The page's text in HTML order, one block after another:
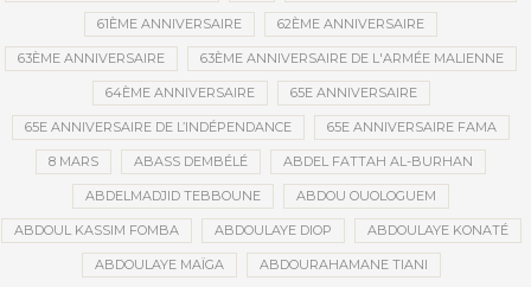
61ÈME ANNIVERSAIRE 62ÈME ANNIVERSAIRE
63ÈME ANNIVERSAIRE 63ÈME ANNIVERSAIRE DE L'ARMÉE MALIENNE
64ÈME ANNIVERSAIRE 65E ANNIVERSAIRE
65E ANNIVERSAIRE DE L’INDÉPENDANCE 65E ANNIVERSAIRE FAMA
8 MARS ABASS DEMBÉLÉ ABDEL FATTAH AL-BURHAN
ABDELMADJID TEBBOUNE ABDOU OUOLOGUEM
ABDOUL KASSIM FOMBA ABDOULAYE DIOP ABDOULAYE KONATÉ
ABDOULAYE MAÏGA ABDOURAHAMANE TIANI